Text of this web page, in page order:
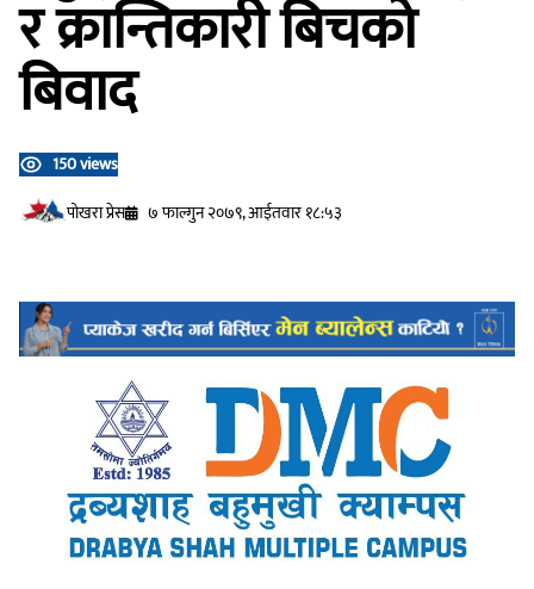
र क्रान्तिकारी बिचको
बिवाद
150 views
प‍ोखरा प्रेस
७ फाल्गुन २०७९, आईतवार १८:५३